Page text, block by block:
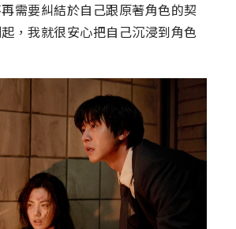
需要糾結於自己跟原著角色的契
，我就很安心把自己沉浸到角色